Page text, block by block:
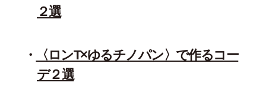
２選
〈ロンT×ゆるチノパン〉で作るコー
デ２選